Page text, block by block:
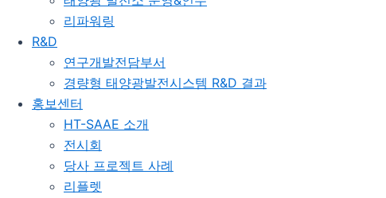
리파워링
R&D
연구개발전담부서
경량형 태양광발전시스템 R&D 결과
홍보센터
HT-SAAE 소개
전시회
당사 프로젝트 사례
리플렛